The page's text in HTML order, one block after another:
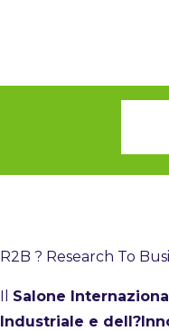
R2B ? Research To
Il Salone
Industriale e